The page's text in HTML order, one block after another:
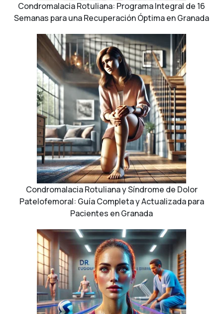
Condromalacia Rotuliana: Programa Integral de 16
Semanas para una Recuperación Óptima en Granada
Condromalacia Rotuliana y Síndrome de Dolor
Patelofemoral: Guía Completa y Actualizada para
Pacientes en Granada